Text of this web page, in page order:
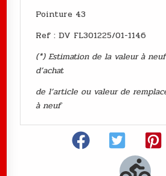
Pointure 43
Ref : DV FL301225/01-1146
(*) Estimation de la valeur à
d’achat
de l’article ou valeur de
à neuf